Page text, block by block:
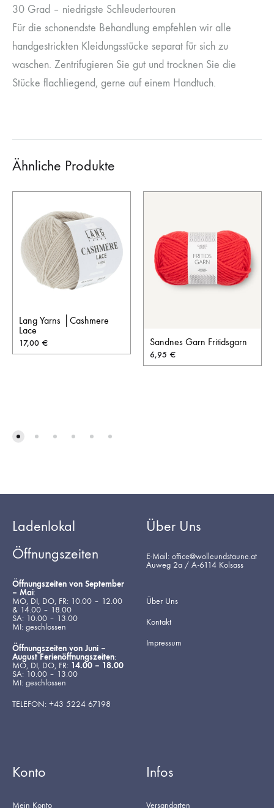
30 Grad – niedrigste Schleudertouren
Für die schonendste Behandlung empfehlen wir alle
handgestrickten Kleidungsstücke separat für sich zu
waschen. Zentrifugieren Sie gut und trocknen Sie die
Stücke flachliegend, gerne auf einem Handtuch.
Ähnliche Produkte
Lang Yarns │Cashmere
Lace
17,00 € Sandnes Garn Fritidsgarn
6,95 €
Ladenlokal
Öffnungszeiten
Öffnungszeiten von September
– Mai:
MO, DI, DO, FR: 10.00 – 12.00
& 14.00 – 18.00
SA: 10.00 – 13.00
MI: geschlossen
Öffnungszeiten von Juni –
August Ferienöffnungszeiten:
MO, DI, DO, FR: 14.00 – 18.00
SA: 10.00 – 13.00
MI: geschlossen
TELEFON: +43 5224 67198
Über Uns
E-Mail: office@wolleundstaune.at
Auweg 2a / A-6114 Kolsass
Über Uns
Kontakt
Impressum
Konto
Mein Konto
Infos
Versandarten